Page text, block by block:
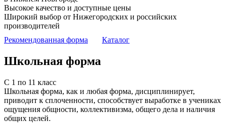
Высокое качество и доступные цены
Широкий выбор от Нижегородских и российских
производителей
Рекомендованная форма
Каталог
Школьная форма
С 1 по 11 класс
Школьная форма, как и любая форма, дисциплинирует,
приводит к сплоченности, способствует выработке в учениках
ощущения общности, коллективизма, общего дела и наличия
общих целей.